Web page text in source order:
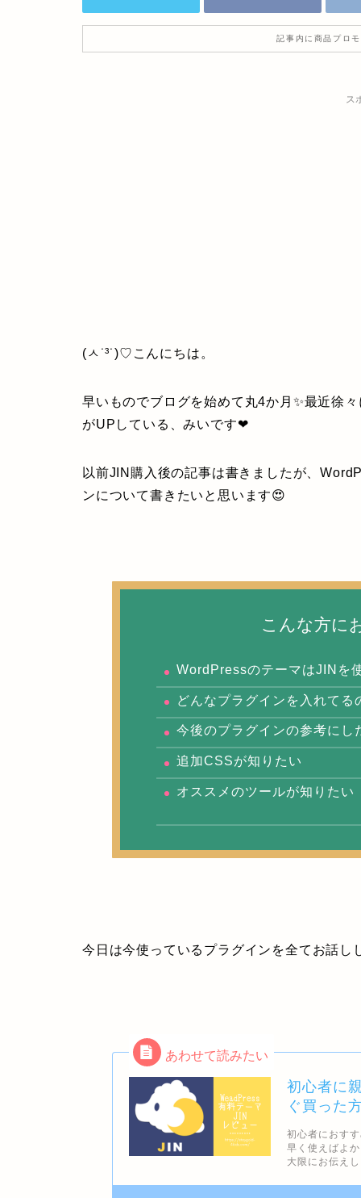
記事内に商品プロ
ス
(ㅅ˙³˙)♡こんにちは。
早いものでブログを始めて丸4か月✨最近徐
がUPしている、みいです❤
以前JIN購入後の記事は書きましたが、
ンについて書きたいと思います😍
こんな方に
WordPressのテーマはJINを
どんなプラグインを入れてる
今後のプラグインの参考にし
追加CSSが知りたい
オススメのツールが知りたい
今日は今使っているプラグインを全てお話し
初心者に
ぐ買った
初心者におす
早く使えばよ
大限にお伝え